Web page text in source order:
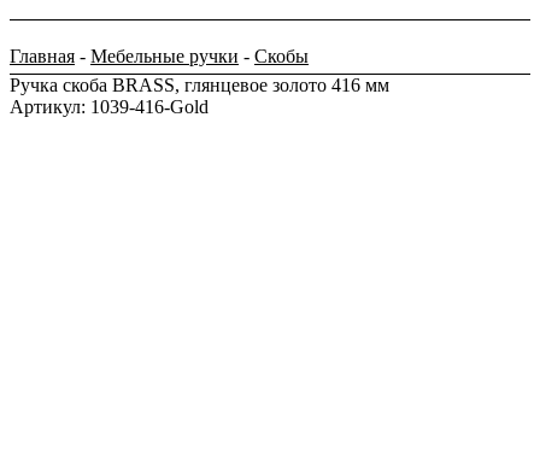
Главная - Мебельные ручки - Скобы
Ручка скоба BRASS, глянцевое золото 416 мм
Артикул: 1039-416-Gold